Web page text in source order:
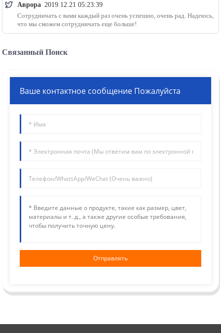
Аврора 2019.12.21 05:23:39
Сотрудничать с вами каждый раз очень успешно, очень рад. Надеюсь,
что мы сможем сотрудничать еще больше!
Связанный Поиск
Ваше контактное сообщение Пожалуйста
Отправлять